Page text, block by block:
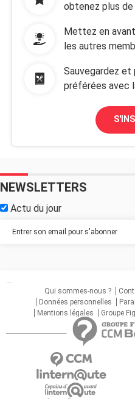
obtenez plus de
Mettez en
les autres
Sauvegardez
préférées avec
NEWSLETTERS
Actu du jour
...
Qui sommes-nous ?
Données personnelles
Mentions légales
Groupe